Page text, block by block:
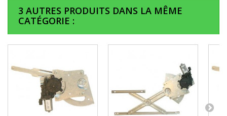
3 AUTRES PRODUITS DANS LA MÊME
CATÉGORIE :